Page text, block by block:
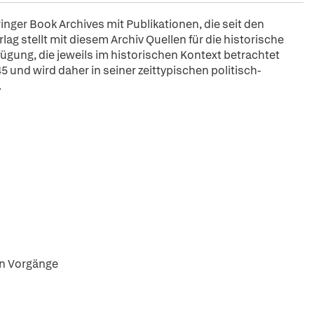
Book Archives mit Publikationen, die seit den
stellt mit diesem Archiv Quellen für die historische
die jeweils im historischen Kontext betrachtet
und wird daher in seiner zeittypischen politisch-
Vorgänge